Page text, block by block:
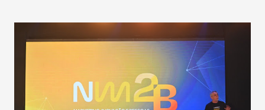
população suspeita e de cuidados com os ambientes
públicos e domiciliares. “Nós não estamos vivendo uma
epidemia comum, como temos em todos os anos, com
aumento de casos de dengue, influenza ou H1N1. Trata-se
de uma epidemia com um vírus diferente, com um poder de